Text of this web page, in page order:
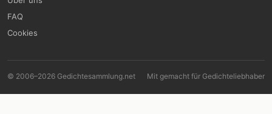
FAQ
Cookies
© 2006–2026 Gedichtesammlung.net Mit gemacht für Gedichteliebhaber